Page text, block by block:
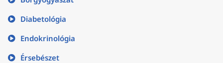
Diabetológia
Endokrinológia
Érsebészet